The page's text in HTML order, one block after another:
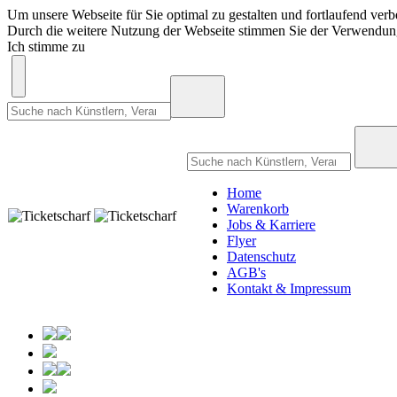
Um unsere Webseite für Sie optimal zu gestalten und fortlaufend
Durch die weitere Nutzung der Webseite stimmen Sie der
Ich stimme zu
Home
Warenkorb
Jobs & Karriere
Flyer
Datenschutz
AGB's
Kontakt & Impressum